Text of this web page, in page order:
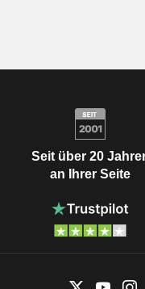
Seit über 20
an Ihrer Seite